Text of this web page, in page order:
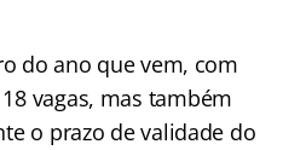
do ano que vem, com
vagas, mas também
o prazo de validade do